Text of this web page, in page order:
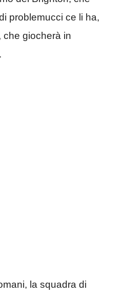
problemucci ce li ha,
che giocherà in
la squadra di